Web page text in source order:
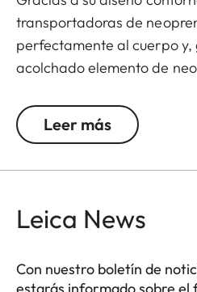
transportadoras de
perfectamente al cuerpo y,
acolchado elemento de
prismáticos. El
garantiza un agarre ideal
Leer más
Leica News
Con nuestro boletín de
estarás informado sobre el